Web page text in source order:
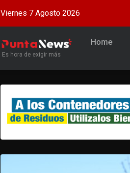
Viernes 7 Agosto 2026
Es hora de exigir más
Home